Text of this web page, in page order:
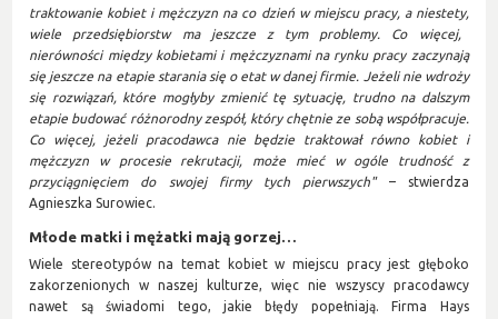
traktowanie kobiet i mężczyzn na co dzień w miejscu pracy, a niestety,
wiele przedsiębiorstw ma jeszcze z tym problemy. Co więcej,
nierówności między kobietami i mężczyznami na rynku pracy zaczynają
się jeszcze na etapie starania się o etatw danej firmie. Jeżeli nie wdroży
się rozwiązań, które mogłyby zmienić tę sytuację, trudno na dalszym
etapie budować różnorodny zespół, który chętnie ze sobą współpracuje.
Co więcej, jeżeli pracodawca nie będzie traktował równo kobiet i
mężczyzn w procesie rekrutacji, może mieć w ogóle trudność z
przyciągnięciem do swojej firmy tych pierwszych"– stwierdza
Agnieszka Surowiec.
Młode matki i mężatki mają gorzej…
Wiele stereotypów na temat kobiet w miejscu pracy jest głęboko
zakorzenionych w naszej kulturze, więc nie wszyscy pracodawcy
nawet są świadomi tego, jakie błędy popełniają. Firma Hays